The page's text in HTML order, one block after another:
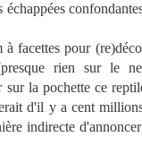
échappées
facettes pour
rien sur le
la pochette ce
d'il y a cent
indirecte